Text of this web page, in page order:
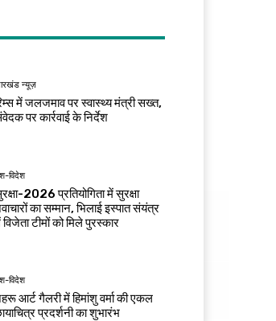
न्यूज़
में जलजमाव पर स्वास्थ्य मंत्री सख्त,
पर कार्रवाई के निर्देश
विदेश
2026 प्रतियोगिता में सुरक्षा
का सम्मान, भिलाई इस्पात संयंत्र
विजेता टीमों को मिले पुरस्कार
विदेश
आर्ट गैलरी में हिमांशु वर्मा की एकल
प्रदर्शनी का शुभारंभ